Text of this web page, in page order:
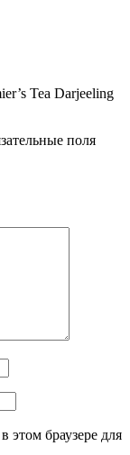
Tea Darjeeling
поля
этом браузере для